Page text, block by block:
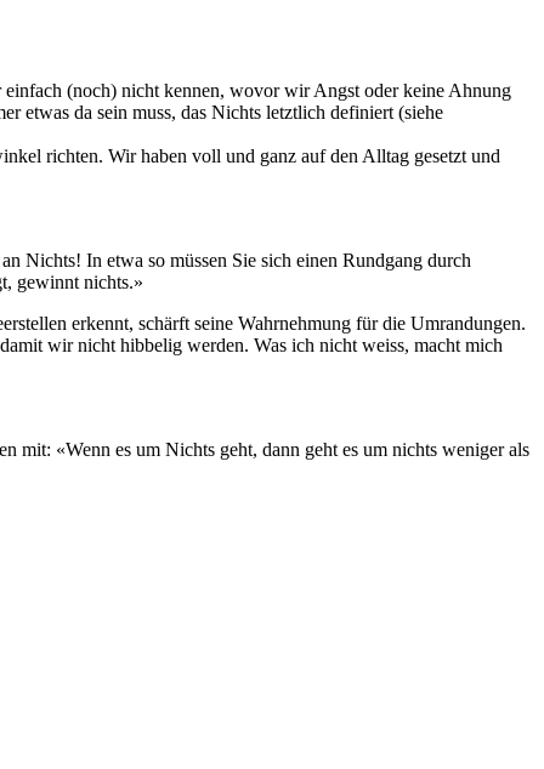
(noch) nicht kennen, wovor wir Angst oder keine Ahnung
etwas da sein muss, das Nichts letztlich definiert (siehe
richten. Wir haben voll und ganz auf den Alltag gesetzt und
Nichts! In etwa so müssen Sie sich einen Rundgang durch
gewinnt nichts.»
erkennt, schärft seine Wahrnehmung für die Umrandungen.
wir nicht hibbelig werden. Was ich nicht weiss, macht mich
mit: «Wenn es um Nichts geht, dann geht es um nichts weniger als